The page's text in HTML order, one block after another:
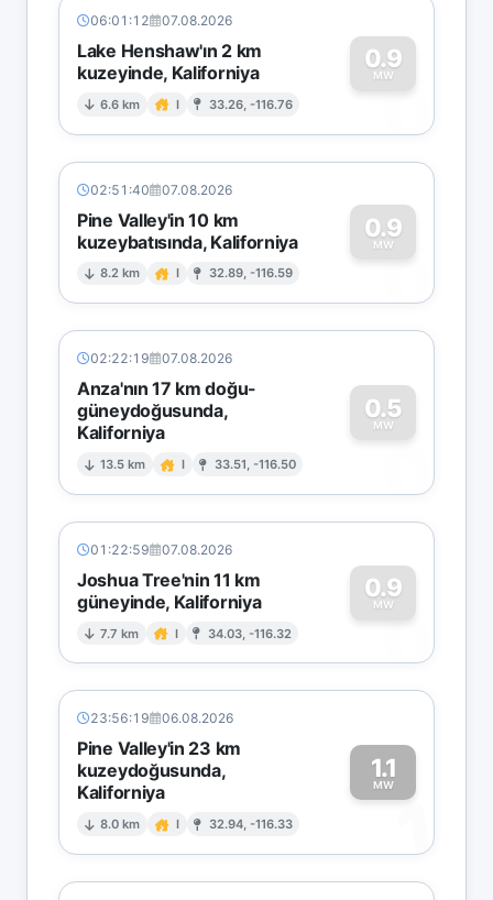
06:01:12 07.08.2026
Lake Henshaw'ın 2 km
kuzeyinde, Kaliforniya
6.6 km I 33.26, -116.76
0.9
MW
0
02:51:40 07.08.2026
Pine Valley'in 10 km
kuzeybatısında, Kaliforniya
8.2 km I 32.89, -116.59
0.9
MW
0
02:22:19 07.08.2026
Anza'nın 17 km doğu-
güneydoğusunda,
Kaliforniya
13.5 km I 33.51, -116.50
0.5
MW
0
01:22:59 07.08.2026
Joshua Tree'nin 11 km
güneyinde, Kaliforniya
7.7 km I 34.03, -116.32
0.9
MW
0
23:56:19 06.08.2026
Pine Valley'in 23 km
kuzeydoğusunda,
Kaliforniya
8.0 km I 32.94, -116.33
1.1
MW
1